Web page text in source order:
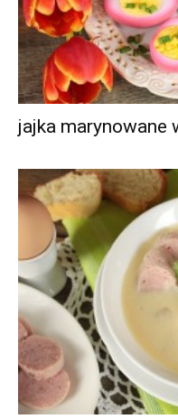
jajka marynowane